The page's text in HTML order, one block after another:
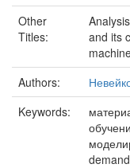
Other
Titles:
and its
Authors:
Keywords: